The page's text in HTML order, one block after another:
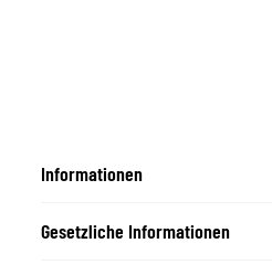
Informationen
Gesetzliche Informationen